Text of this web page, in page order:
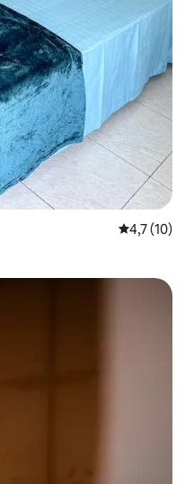
4,7 de uma
4,7 (10)